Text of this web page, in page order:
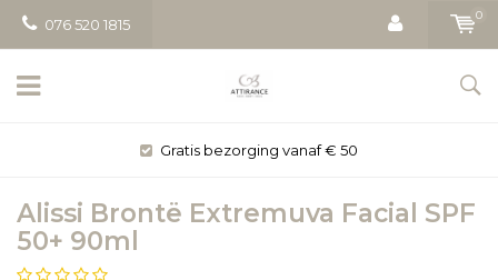
076 520 1815
0
Gratis bezorging vanaf € 50
Alissi Brontë Extremuva Facial SPF
50+ 90ml